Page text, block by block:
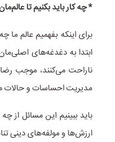
* چه کار باید بکنیم تا
برای اینکه بفهمیم عالم
ابتدا به دغدغه‌های
ناراحت می‌کنند، موجب
مدیریت احساسات و حالات ما
باید ببینیم این مسائل از
ارزش‌ها و مولفه‌های دینی